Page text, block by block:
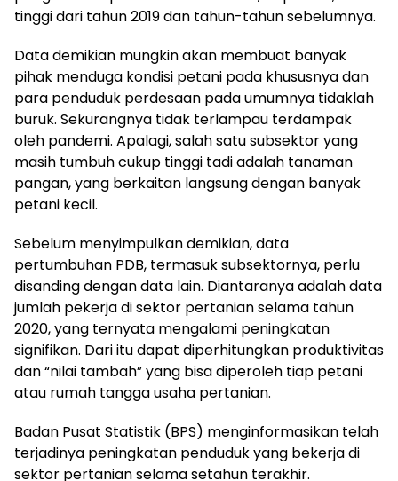
tinggi dari tahun 2019 dan tahun-tahun sebelumnya.
Data demikian mungkin akan membuat banyak
pihak menduga kondisi petani pada khususnya dan
para penduduk perdesaan pada umumnya tidaklah
buruk. Sekurangnya tidak terlampau terdampak
oleh pandemi. Apalagi, salah satu subsektor yang
masih tumbuh cukup tinggi tadi adalah tanaman
pangan, yang berkaitan langsung dengan banyak
petani kecil.
Sebelum menyimpulkan demikian, data
pertumbuhan PDB, termasuk subsektornya, perlu
disanding dengan data lain. Diantaranya adalah data
jumlah pekerja di sektor pertanian selama tahun
2020, yang ternyata mengalami peningkatan
signifikan. Dari itu dapat diperhitungkan produktivitas
dan “nilai tambah” yang bisa diperoleh tiap petani
atau rumah tangga usaha pertanian.
Badan Pusat Statistik (BPS) menginformasikan telah
terjadinya peningkatan penduduk yang bekerja di
sektor pertanian selama setahun terakhir.